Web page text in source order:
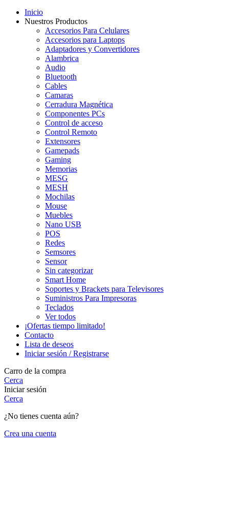
Inicio
Nuestros Productos
Accesorios Para Celulares
Accesorios para Laptops
Adaptadores y Convertidores
Alambrica
Audio
Bluetooth
Cables
Camaras
Cerradura Magnética
Componentes PCs
Control de acceso
Control Remoto
Extensores
Gamepads
Gaming
Memorias
MESG
MESH
Mochilas
Mouse
Muebles
Nano USB
POS
Redes
Semsores
Sensor
Sin categorizar
Smart Home
Soportes y Brackets para Televisores
Suministros Para Impresoras
Teclados
Ver todos
¡Ofertas tiempo limitado!
Contacto
Lista de deseos
Iniciar sesión / Registrarse
Carro de la compra
Cerca
Iniciar sesión
Cerca
¿No tienes cuenta aún?
Crea una cuenta